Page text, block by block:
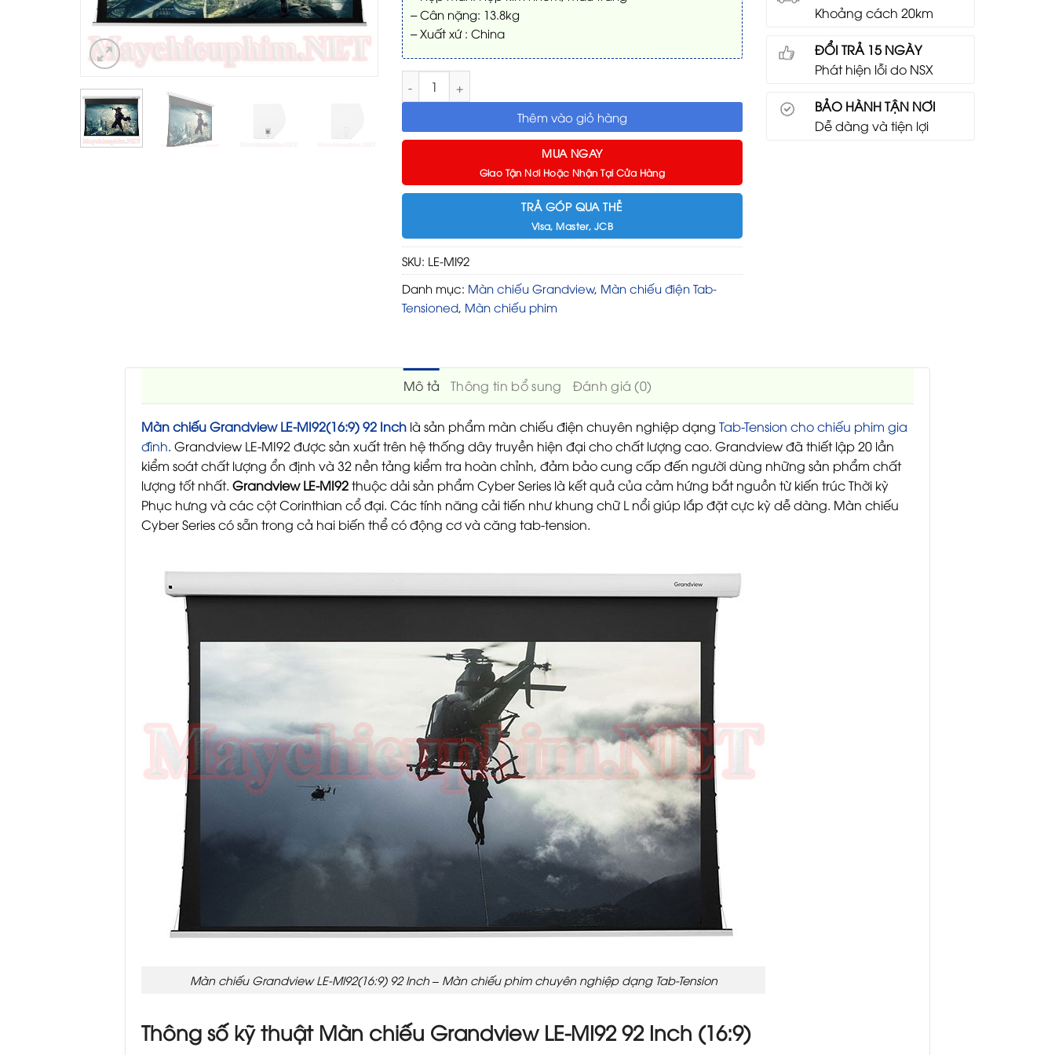
– Cân nặng: 13.8kg
– Xuất xứ : China
Màn chiếu Grandview LE-MI92 (16:9) 92 Inch số lượng
Thêm vào giỏ hàng
MUA NGAY
Giao Tận Nơi Hoặc Nhận Tại Cửa Hàng
TRẢ GÓP QUA THẺ
Visa, Master, JCB
SKU: LE-MI92
Danh mục: Màn chiếu Grandview, Màn chiếu điện Tab-
Tensioned, Màn chiếu phim
Khoảng cách 20km
ĐỔI TRẢ 15 NGÀY
Phát hiện lỗi do NSX
BẢO HÀNH TẬN NƠI
Dễ dàng và tiện lợi
Mô tả Thông tin bổ sung Đánh giá (0)
Màn chiếu Grandview LE-MI92(16:9) 92 Inch là sản phẩm màn chiếu điện chuyên nghiệp dạng Tab-Tension cho chiếu phim gia
đình. Grandview LE-MI92 được sản xuất trên hệ thống dây truyền hiện đại cho chất lượng cao. Grandview đã thiết lập 20 lần
kiểm soát chất lượng ổn định và 32 nền tảng kiểm tra hoàn chỉnh, đảm bảo cung cấp đến người dùng những sản phẩm chất
lượng tốt nhất. Grandview LE-MI92thuộc dải sản phẩm Cyber Series là kết quả của cảm hứng bắt nguồn từ kiến trúc Thời kỳ
Phục hưng và các cột Corinthian cổ đại. Các tính năng cải tiến như khung chữ L nổi giúp lắp đặt cực kỳ dễ dàng. Màn chiếu
Cyber Series có sẵn trong cả hai biến thể có động cơ và căng tab-tension.
Màn chiếu Grandview LE-MI92(16:9) 92 Inch – Màn chiếu phim chuyên nghiệp dạng Tab-Tension
Thông số kỹ thuật Màn chiếu Grandview LE-MI92 92 Inch (16:9)